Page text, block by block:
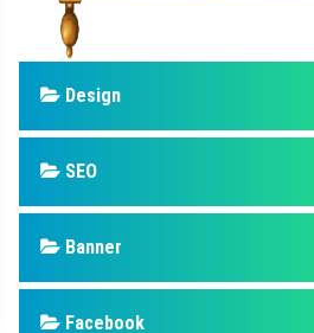
Hỏi đáp quảng cáo Skype
Quảng cáo Youtube
Dịch vụ quảng cáo Youtube
Dịch vụ quảng cáo Cốc Cốc
Dịch vụ quảng cáo Tiktok
Design
SEO
Banner
Facebook